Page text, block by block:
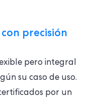
precisión
pero integral
su caso de uso.
por un